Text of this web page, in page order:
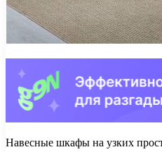
Навесные шкафы на узких